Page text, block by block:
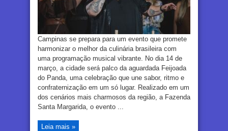
Campinas se prepara para um evento que promete
harmonizar o melhor da culinária brasileira com
uma programação musical vibrante. No dia 14 de
março, a cidade será palco da aguardada Feijoada
do Panda, uma celebração que une sabor, ritmo e
confraternização em um só lugar. Realizado em um
dos cenários mais charmosos da região, a Fazenda
Santa Margarida, o evento ...
Leia mais »